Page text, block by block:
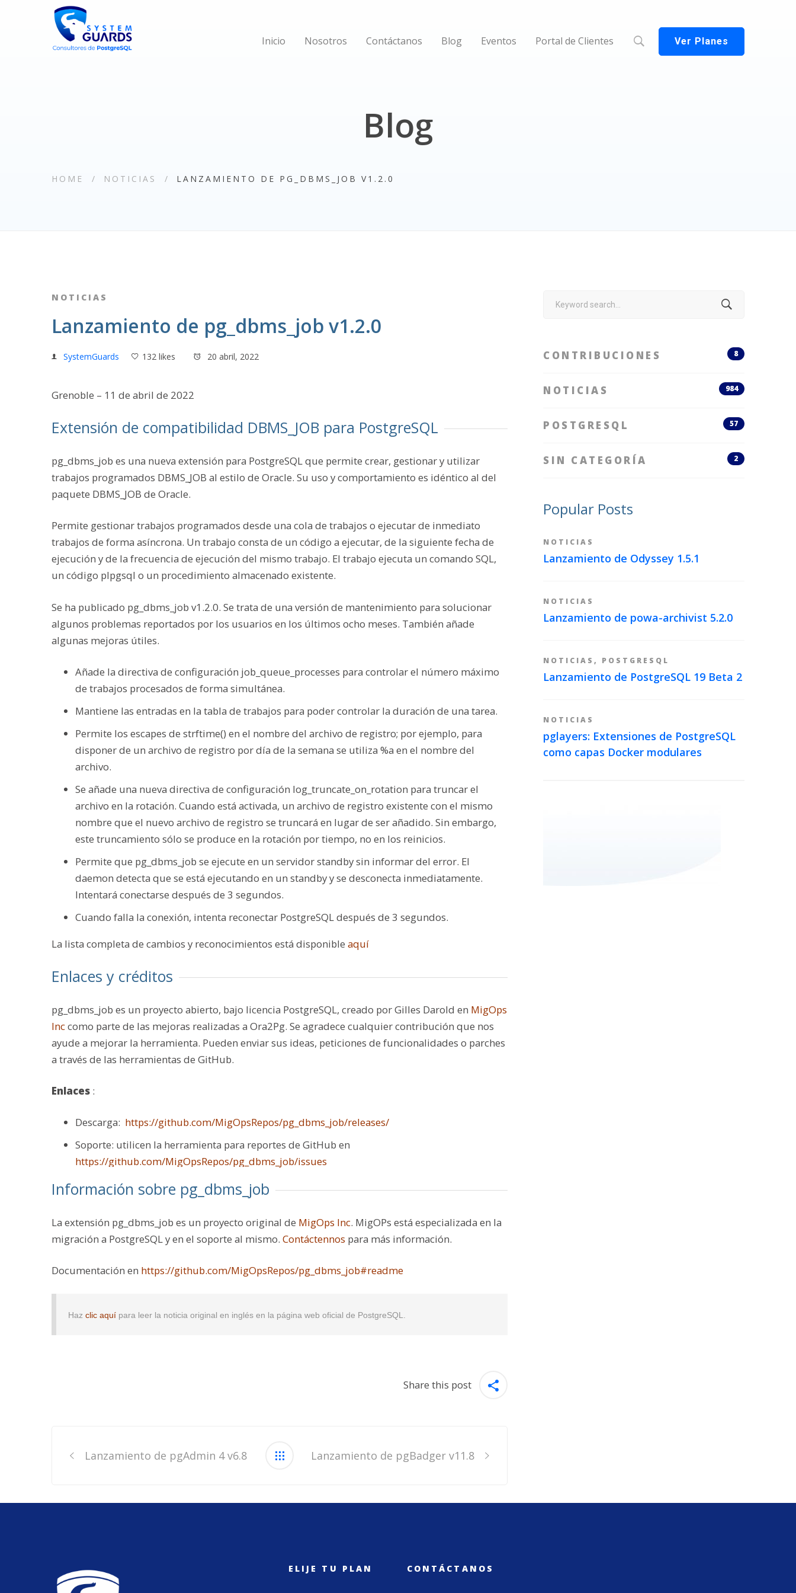
Inicio Nosotros Contáctanos Blog Eventos Portal de Clientes Ver Planes
Blog
HOME NOTICIAS LANZAMIENTO DE PG_DBMS_JOB V1.2.0
NOTICIAS
Lanzamiento de pg_dbms_job v1.2.0
SystemGuards 132 likes 20 abril, 2022
Grenoble – 11 de abril de 2022
Extensión de compatibilidad DBMS_JOB para PostgreSQL
pg_dbms_job es una nueva extensión para PostgreSQL que permite crear, gestionar y utilizar
trabajos programados DBMS_JOB al estilo de Oracle. Su uso y comportamiento es idéntico al del
paquete DBMS_JOB de Oracle.
Permite gestionar trabajos programados desde una cola de trabajos o ejecutar de inmediato
trabajos de forma asíncrona. Un trabajo consta de un código a ejecutar, de la siguiente fecha de
ejecución y de la frecuencia de ejecución del mismo trabajo. El trabajo ejecuta un comando SQL,
un código plpgsql o un procedimiento almacenado existente.
Se ha publicado pg_dbms_job v1.2.0. Se trata de una versión de mantenimiento para solucionar
algunos problemas reportados por los usuarios en los últimos ocho meses. También añade
algunas mejoras útiles.
Añade la directiva de configuración job_queue_processes para controlar el número máximo
de trabajos procesados de forma simultánea.
Mantiene las entradas en la tabla de trabajos para poder controlar la duración de una tarea.
Permite los escapes de strftime() en el nombre del archivo de registro; por ejemplo, para
disponer de un archivo de registro por día de la semana se utiliza %a en el nombre del
archivo.
Se añade una nueva directiva de configuración log_truncate_on_rotation para truncar el
archivo en la rotación. Cuando está activada, un archivo de registro existente con el mismo
nombre que el nuevo archivo de registro se truncará en lugar de ser añadido. Sin embargo,
este truncamiento sólo se produce en la rotación por tiempo, no en los reinicios.
Permite que pg_dbms_job se ejecute en un servidor standby sin informar del error. El
daemon detecta que se está ejecutando en un standby y se desconecta inmediatamente.
Intentará conectarse después de 3 segundos.
Cuando falla la conexión, intenta reconectar PostgreSQL después de 3 segundos.
La lista completa de cambios y reconocimientos está disponible aquí
Enlaces y créditos
pg_dbms_job es un proyecto abierto, bajo licencia PostgreSQL, creado por Gilles Darold en MigOps
Inccomo parte de las mejoras realizadas a Ora2Pg. Se agradece cualquier contribución que nos
ayude a mejorar la herramienta. Pueden enviar sus ideas, peticiones de funcionalidades o parches
a través de las herramientas de GitHub.
Enlaces :
Descarga: https://github.com/MigOpsRepos/pg_dbms_job/releases/
Soporte: utilicen la herramienta para reportes de GitHub en
https://github.com/MigOpsRepos/pg_dbms_job/issues
Información sobre pg_dbms_job
La extensión pg_dbms_job es un proyecto original de MigOps Inc. MigOPs está especializada en la
migración a PostgreSQL y en el soporte al mismo. Contáctennos para más información.
Documentación en https://github.com/MigOpsRepos/pg_dbms_job#readme
Haz clic aquí para leer la noticia original en inglés en la página web oficial de PostgreSQL.
Share this post
navigation
Lanzamiento de pgAdmin 4 v6.8 Lanzamiento de pgBadger v11.8
Search
CONTRIBUCIONES 8
NOTICIAS 984
POSTGRESQL 57
SIN CATEGORÍA 2
Popular Posts
NOTICIAS
Lanzamiento de Odyssey 1.5.1
NOTICIAS
Lanzamiento de powa-archivist 5.2.0
NOTICIAS , POSTGRESQL
Lanzamiento de PostgreSQL 19 Beta 2
NOTICIAS
pglayers: Extensiones de PostgreSQL
como capas Docker modulares
ELIJE TU PLAN CONTÁCTANOS